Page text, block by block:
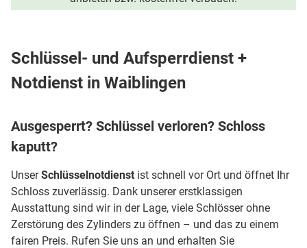
Schlüssel- und Aufsperrdienst +
Notdienst in Waiblingen
Ausgesperrt? Schlüssel verloren? Schloss
kaputt?
UnserSchlüsselnotdienst ist schnell vor Ort und öffnet Ihr
Schloss zuverlässig. Dank unserer erstklassigen
Ausstattung sind wir in der Lage, viele Schlösser ohne
Zerstörung des Zylinders zu öffnen – und das zu einem
fairen Preis. Rufen Sie uns an und erhalten Sie